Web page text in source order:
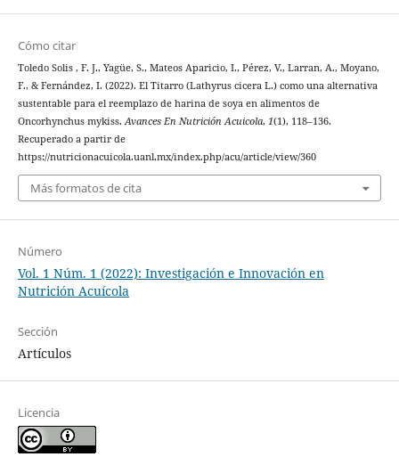
Cómo citar
Toledo Solis , F. J., Yagüe, S., Mateos Aparicio, I., Pérez, V., Larran, A., Moyano,
F., & Fernández, I. (2022). El Titarro (Lathyrus cicera L.) como una alternativa
sustentable para el reemplazo de harina de soya en alimentos de
Oncorhynchus mykiss. Avances En Nutrición Acuicola, 1(1), 118–136.
Recuperado a partir de
https://nutricionacuicola.uanl.mx/index.php/acu/article/view/360
Más formatos de cita
Número
Vol. 1 Núm. 1 (2022): Investigación e Innovación en
Nutrición Acuícola
Sección
Artículos
Licencia